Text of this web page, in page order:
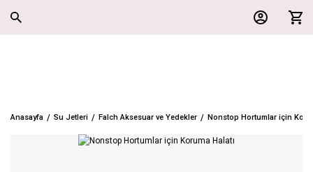
Anasayfa Su Jetleri Falch Aksesuar ve Yedekler Nonstop Hortumlar için